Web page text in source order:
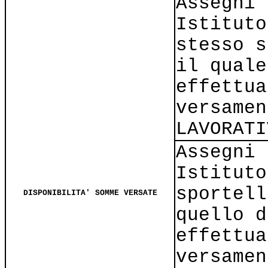
DISPONIBILITA' SOMME VERSATE
stesso
il
quello